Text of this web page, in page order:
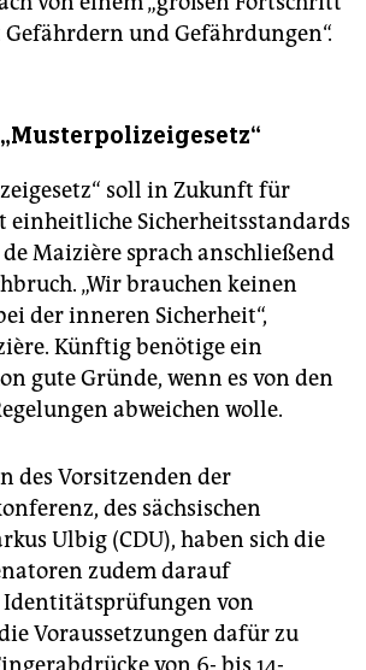
und Gefährdungen“.
soll in Zukunft für
einheitliche Sicherheitsstandards
de Maizière sprach anschließend
„Wir brauchen keinen
der inneren Sicherheit“,
Künftig benötige ein
gute Gründe, wenn es von den
abweichen wolle.
des Vorsitzenden der
des sächsischen
Ulbig (CDU), haben sich die
zudem darauf
von
Voraussetzungen dafür zu